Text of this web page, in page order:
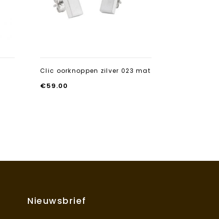
Clic oorknoppen zilver 023 mat
€59.00
Nieuwsbrief